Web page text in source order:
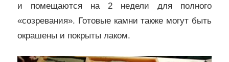
и помещаются на 2 недели для полного
«созревания». Готовые камни также могут быть
окрашены и покрыты лаком.